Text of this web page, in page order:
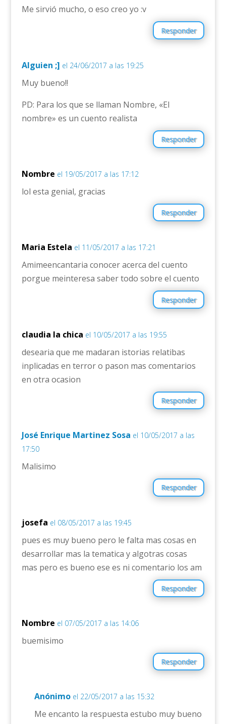
Me sirvió mucho, o eso creo yo :v
Responder
Alguien ;] el 24/06/2017 a las 19:25
Muy bueno!!
PD: Para los que se llaman Nombre, «El
nombre» es un cuento realista
Responder
Nombre el 19/05/2017 a las 17:12
lol esta genial, gracias
Responder
Maria Estela el 11/05/2017 a las 17:21
Amimeencantaria conocer acerca del cuento
porgue meinteresa saber todo sobre el cuento
Responder
claudia la chica el 10/05/2017 a las 19:55
desearia que me madaran istorias relatibas
inplicadas en terror o pason mas comentarios
en otra ocasion
Responder
José Enrique Martinez Sosa el 10/05/2017 a las
17:50
Malisimo
Responder
josefa el 08/05/2017 a las 19:45
pues es muy bueno pero le falta mas cosas en
desarrollar mas la tematica y algotras cosas
mas pero es bueno ese es ni comentario los am
Responder
Nombre el 07/05/2017 a las 14:06
buemisimo
Responder
Anónimo el 22/05/2017 a las 15:32
Me encanto la respuesta estubo muy bueno